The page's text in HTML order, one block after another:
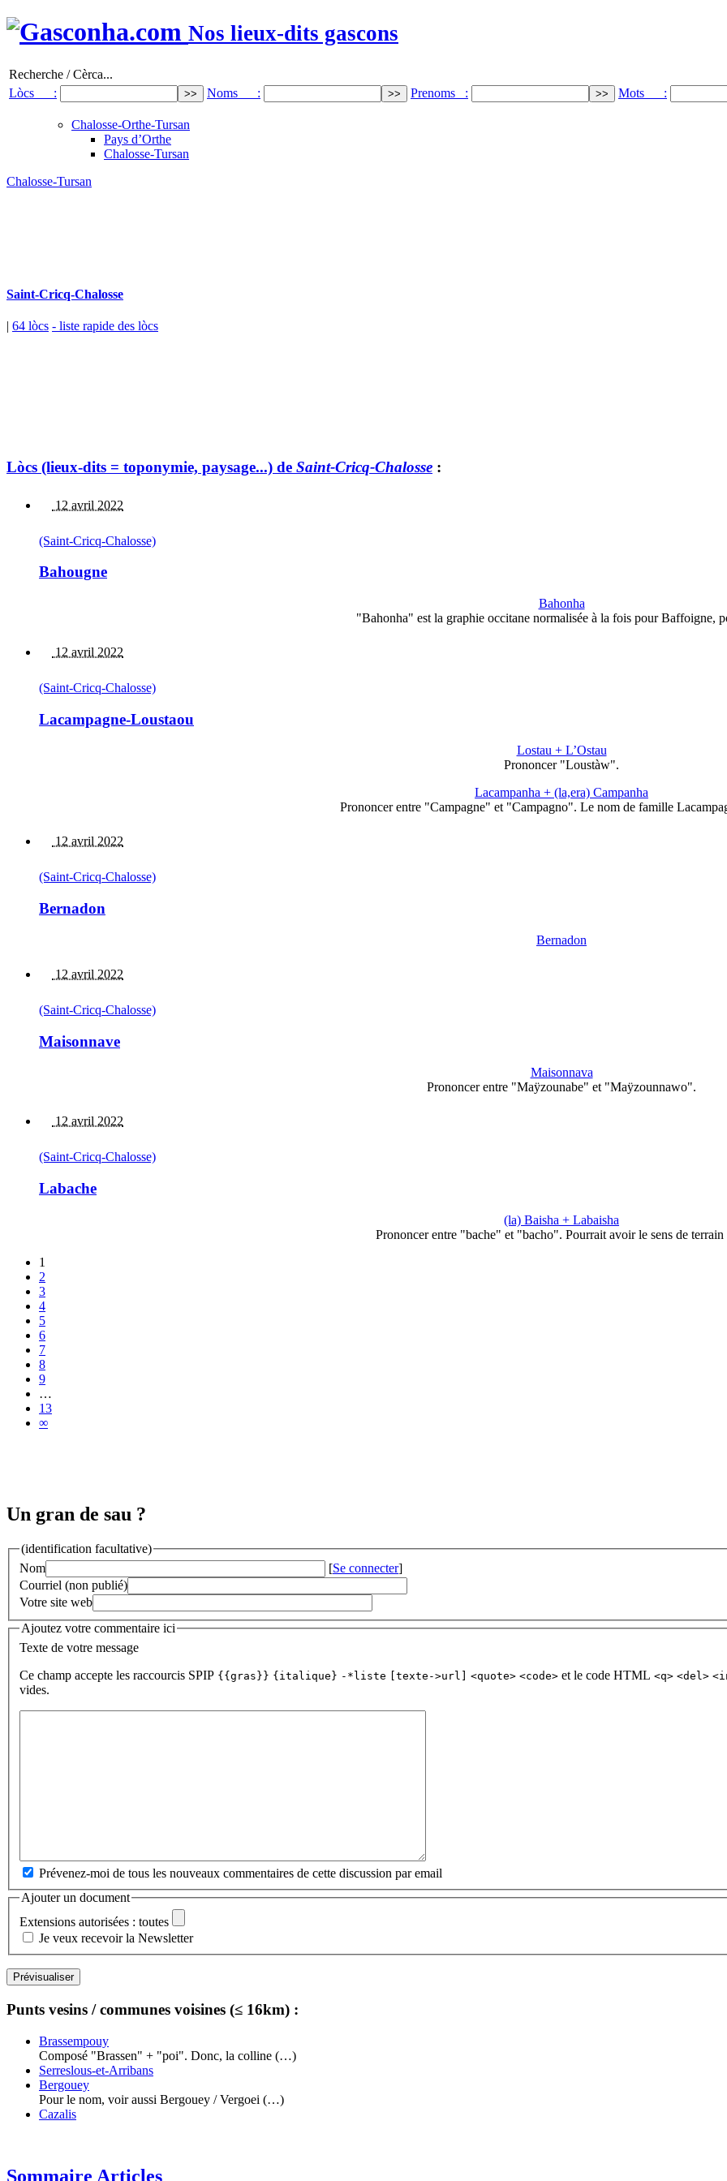
Nos lieux-dits gascons
Recherche / Cèrca...
Lòcs :
Noms : Prenoms : Mots :
Chalosse-Orthe-Tursan
Pays d’Orthe
Chalosse-Tursan
Chalosse-Tursan
Saint-Cricq-Chalosse
| 64 lòcs - liste rapide des lòcs
Lòcs (lieux-dits = toponymie, paysage...) de Saint-Cricq-Chalosse :
12 avril 2022
(Saint-Cricq-Chalosse)
Bahougne
Bahonha
"Bahonha" est la graphie occitane normalisée à la fois pour Baffoigne,
12 avril 2022
(Saint-Cricq-Chalosse)
Lacampagne-Loustaou
Lostau + L’Ostau
Prononcer "Loustàw".
Lacampanha + (la,era) Campanha
Prononcer entre "Campagne" et "Campagno". Le nom de famille
12 avril 2022
(Saint-Cricq-Chalosse)
Bernadon
Bernadon
12 avril 2022
(Saint-Cricq-Chalosse)
Maisonnave
Maisonnava
Prononcer entre "Maÿzounabe" et "Maÿzounnawo".
12 avril 2022
(Saint-Cricq-Chalosse)
Labache
(la) Baisha + Labaisha
Prononcer entre "bache" et "bacho". Pourrait avoir le sens de terrain
1
2
3
4
5
6
7
8
9
…
13
∞
Un gran de sau ?
(identification facultative)
Nom
[Se connecter]
Courriel (non publié)
Votre site web
Ajoutez votre commentaire ici
Texte de votre message
Ce champ accepte les raccourcis SPIP {{gras}} {italique} -*liste [texte->url] <quote> <code> et le code HTML <q> <del>
vides.
Prévenez-moi de tous les nouveaux commentaires de cette discussion par email
Ajouter un document
Extensions autorisées : toutes
Je veux recevoir la Newsletter
Punts vesins / communes voisines (≤ 16km) :
Brassempouy
Composé "Brassen" + "poi". Donc, la colline (…)
Serreslous-et-Arribans
Bergouey
Pour le nom, voir aussi Bergouey / Vergoei (…)
Cazalis
Sommaire Articles